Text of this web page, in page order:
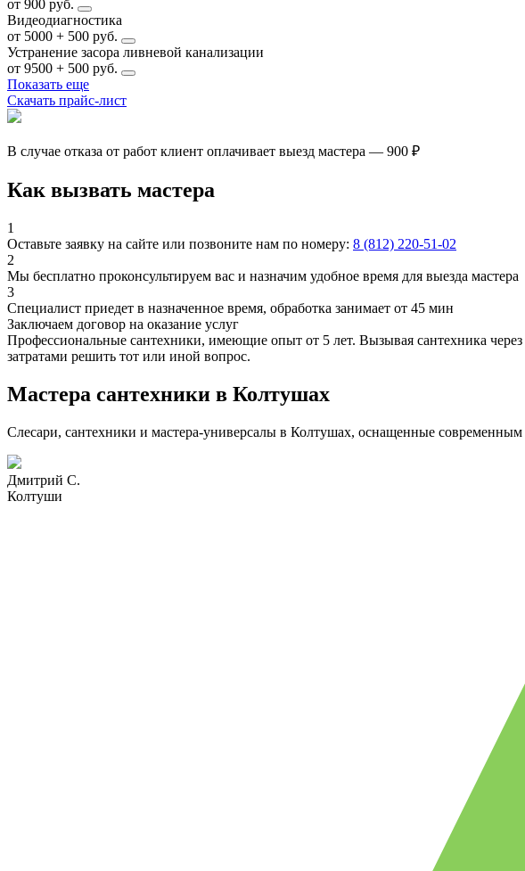
от 900 руб.
Видеодиагностика
от 5000 + 500 руб.
Устранение засора ливневой канализации
от 9500 + 500 руб.
Показать еще
Скачать прайс-лист
В случае отказа от работ клиент оплачивает выезд мастера — 900 ₽
Как вызвать мастера
1
Оставьте заявку на сайте или позвоните нам по номеру: 8 (812) 220-51-02
2
Мы бесплатно проконсультируем вас и назначим удобное время для выезда мастера
3
Специалист приедет в назначенное время, обработка занимает от 45 мин
Заключаем договор на оказание услуг
Профессиональные сантехники, имеющие опыт от 5 лет. Вызывая сантехника
затратами решить тот или иной вопрос.
Мастера сантехники в Колтушах
Слесари, сантехники и мастера-универсалы в Колтушах, оснащенные
Дмитрий С.
Колтуши